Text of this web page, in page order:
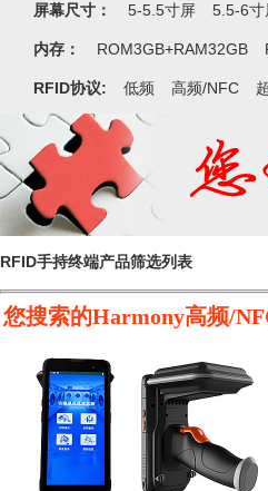
屏幕尺寸： 5-5.5寸屏 5.5-6寸
内存： ROM3GB+RAM32GB
RFID协议: 低频 高频/NFC
RFID手持终端产品筛选列表
您搜索的Harmony高频/